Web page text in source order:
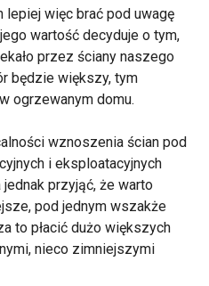
lepiej więc brać pod uwagę
wartość decyduje o tym,
przez ściany naszego
będzie większy, tym
ogrzewanym domu.
wznoszenia ścian pod
i eksploatacyjnych
przyjąć, że warto
pod jednym wszakże
to płacić dużo większych
nieco zimniejszymi